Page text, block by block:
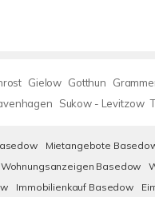
Gielow Gotthun
Sukow - Levitzow
Mietangebote
Wohnungsanzeigen Basedow
Immobilienkauf Basedow